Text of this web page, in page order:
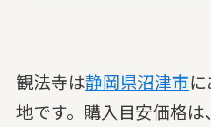
観法寺は静岡県沼津市
地です。購入目安価格